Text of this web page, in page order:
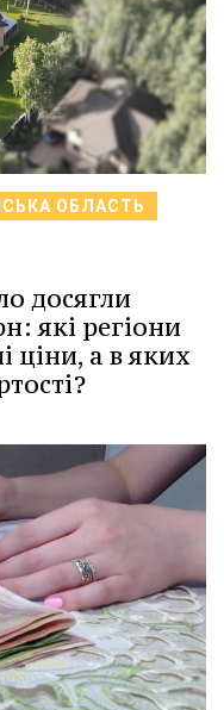
ОБЛАСТЬ
досягли
які регіони
ціни, а в яких